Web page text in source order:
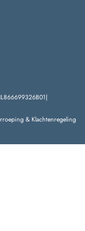
& Klachtenregeling